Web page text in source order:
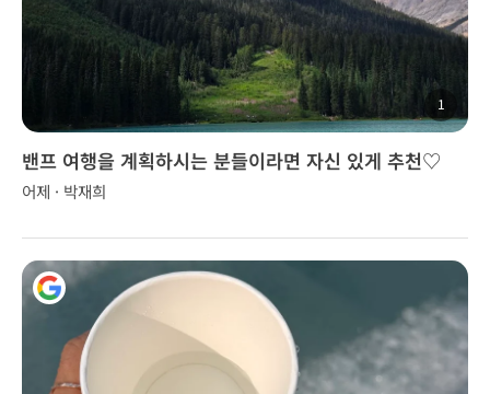
1
밴프 여행을 계획하시는 분들이라면 자신 있게 추천♡
어제 · 박재희